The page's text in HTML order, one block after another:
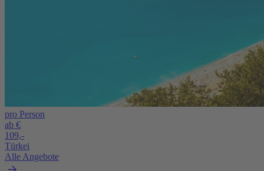
pro Person
ab €
109,-
Türkei
Alle Angebote